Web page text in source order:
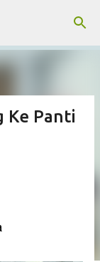
Ke Panti